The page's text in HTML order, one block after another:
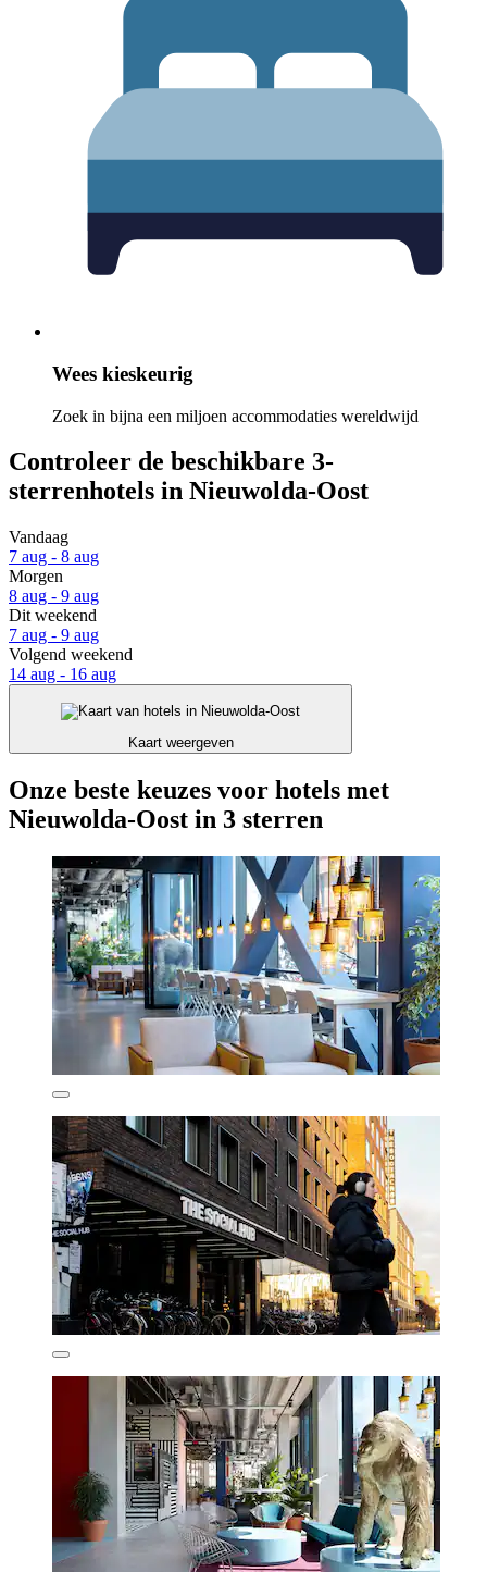
Wees kieskeurig
Zoek in bijna een miljoen accommodaties wereldwijd
Controleer de beschikbare 3-
sterrenhotels in Nieuwolda-Oost
Vandaag
7 aug - 8 aug
Morgen
8 aug - 9 aug
Dit weekend
7 aug - 9 aug
Volgend weekend
14 aug - 16 aug
Kaart weergeven
Onze beste keuzes voor hotels met
Nieuwolda-Oost in 3 sterren